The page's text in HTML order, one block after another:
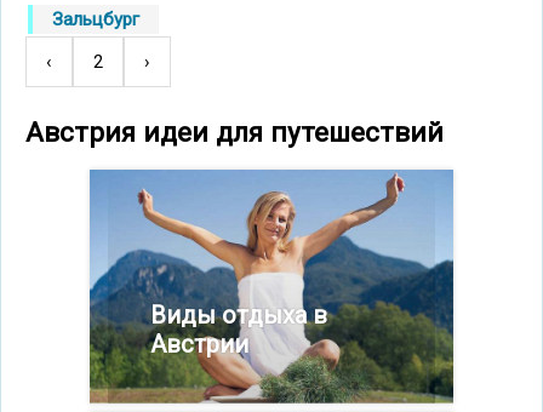
Зальцбург
Нумерация
←
‹ 2
Следующая
страница
›
Австрия идеи для путешествий
Виды отдыха в
Австрии